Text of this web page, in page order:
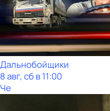
Дальнобойщики
8 авг, сб в 11:00
Че